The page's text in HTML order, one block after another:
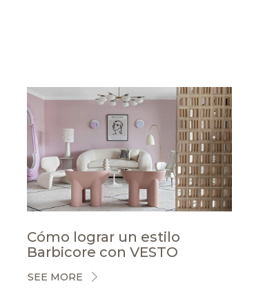
Cómo lograr un estilo
Barbicore con VESTO
SEE MORE